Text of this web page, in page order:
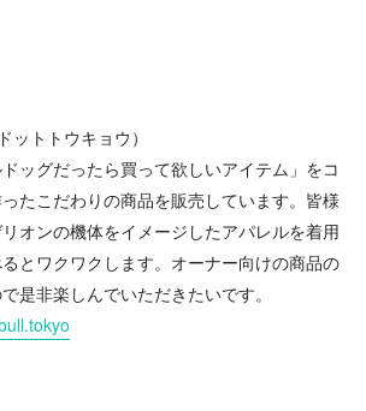
ットトウキョウ）
ドッグだったら買って欲しいアイテム」をコ
たこだわりの商品を販売しています。皆様
オンの機体をイメージしたアパレルを着用
とワクワクします。オーナー向けの商品の
是非楽しんでいただきたいです。